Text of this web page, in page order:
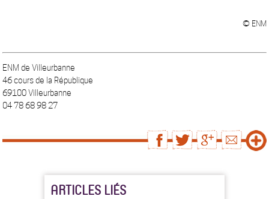
© ENM
ENM de Villeurbanne
46 cours de la République
69100 Villeurbanne
04 78 68 98 27
ARTICLES LIÉS